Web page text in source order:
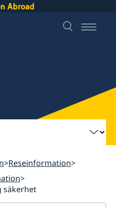
Abroad
Reseinformation
säkerhet